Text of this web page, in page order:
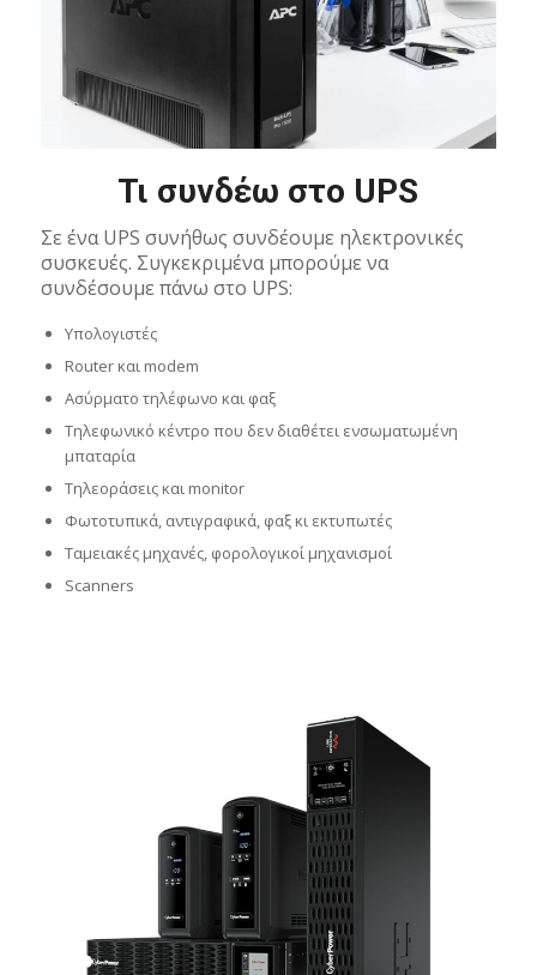
Τι συνδέω στο UPS
Σε ένα UPS συνήθως συνδέουμε ηλεκτρονικές
συσκευές. Συγκεκριμένα μπορούμε να
συνδέσουμε πάνω στο UPS:
Υπολογιστές
Router και modem
Ασύρματο τηλέφωνο και φαξ
Τηλεφωνικό κέντρο που δεν διαθέτει ενσωματωμένη
μπαταρία
Τηλεοράσεις και monitor
Φωτοτυπικά, αντιγραφικά, φαξ κι εκτυπωτές
Ταμειακές μηχανές, φορολογικοί μηχανισμοί
Scanners